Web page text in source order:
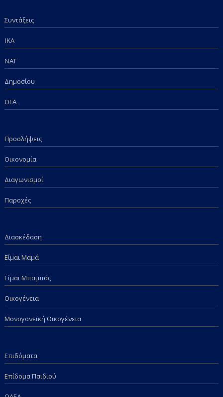
Συντάξεις
IKA
NAT
Δημοσίου
ΟΓΑ
Προσλήψεις
Οικονομία
Διαγωνισμοί
Παροχές
Διασκέδαση
Είμαι Μαμά
Είμαι Μπαμπάς
Οικογένεια
Μονογονεϊκή Οικογένεια
Επιδόματα
Επίδομα Παιδιού